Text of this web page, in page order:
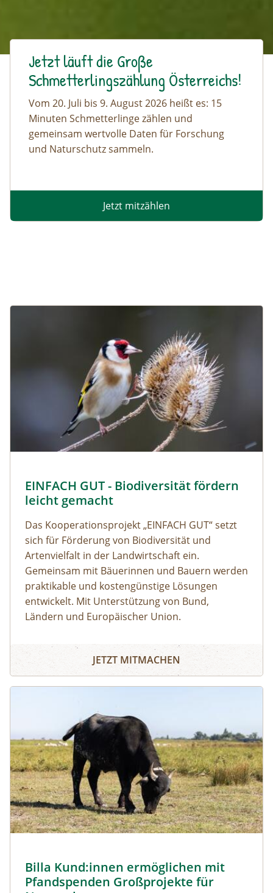
Jetzt läuft die Große
Schmetterlingszählung Österreichs!
Vom 20. Juli bis 9. August 2026 heißt es: 15
Minuten Schmetterlinge zählen und
gemeinsam wertvolle Daten für Forschung
und Naturschutz sammeln.
Jetzt mitzählen
EINFACH GUT - Biodiversität fördern
leicht gemacht
Das Kooperationsprojekt „EINFACH GUT“ setzt
sich für Förderung von Biodiversität und
Artenvielfalt in der Landwirtschaft ein.
Gemeinsam mit Bäuerinnen und Bauern werden
praktikable und kostengünstige Lösungen
entwickelt. Mit Unterstützung von Bund,
Ländern und Europäischer Union.
JETZT MITMACHEN
Billa Kund:innen ermöglichen mit
Pfandspenden Großprojekte für